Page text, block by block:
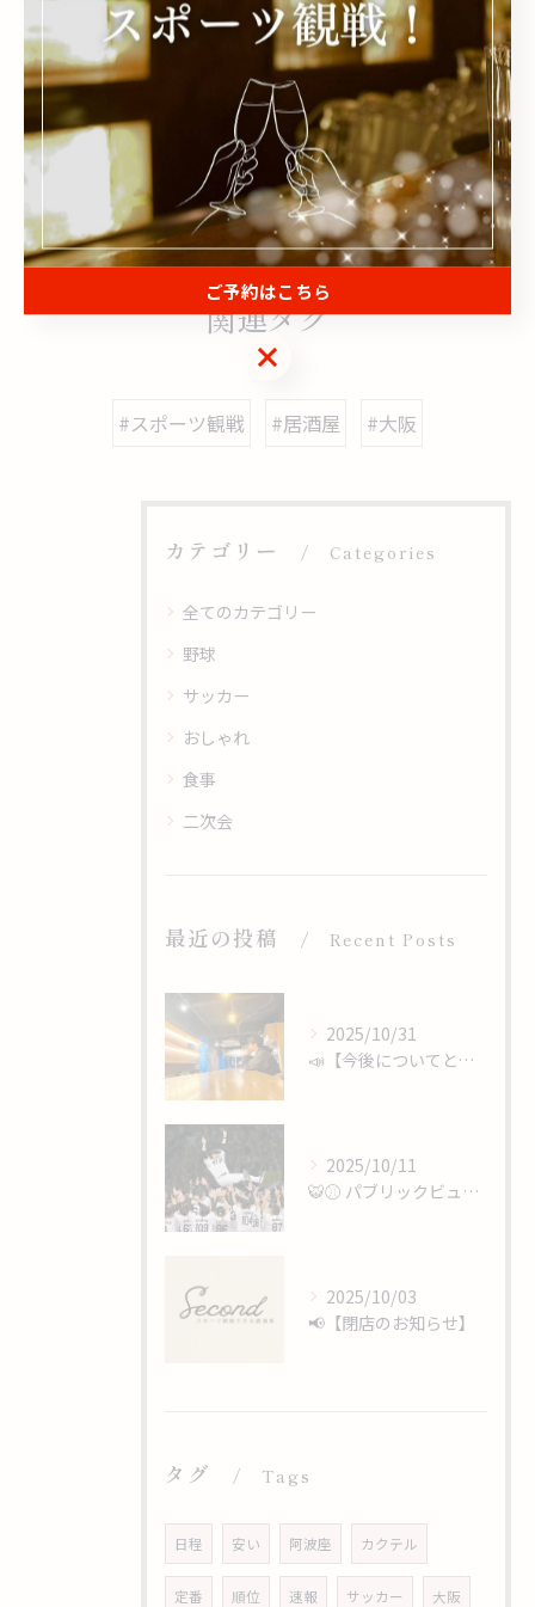
--
サッカー 二次会
< 前のページ 一覧に戻る 次のページ >
関連タグ
#スポーツ観戦 #居酒屋 #大阪
カテゴリー Categories
全てのカテゴリー
野球
サッカー
おしゃれ
食事
二次会
最近の投稿 Recent Posts
2025/10/31
📣【今後についてと、心からのありがとうを】
2025/10/11
🐯⚾️ パブリックビューイング開催 ⚾️🐯
2025/10/03
📢【閉店のお知らせ】
タグ Tags
日程 安い 阿波座 カクテル
定番 順位 速報 サッカー 大阪
ご予約はこちら
ご予約はこちら